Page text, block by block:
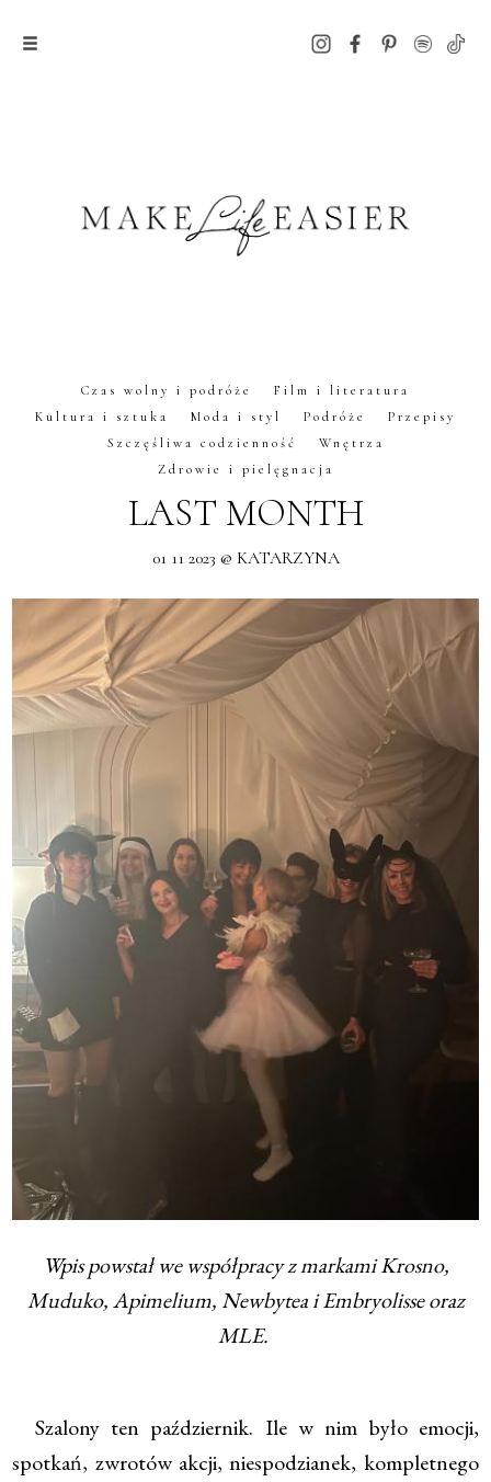
Czas wolny i podróże
Film i literatura
Kultura i sztuka
Moda i styl Podróże
Przepisy
Szczęśliwa codzienność
Wnętrza
Zdrowie i pielęgnacja
LAST MONTH
01 11 2023 @ KATARZYNA
Wpis powstał we współpracy z markami Krosno,
Muduko, Apimelium, Newbytea i Embryolisse oraz
MLE.
Szalony ten październik. Ile w nim było emocji,
spotkań, zwrotów akcji, niespodzianek, kompletnego